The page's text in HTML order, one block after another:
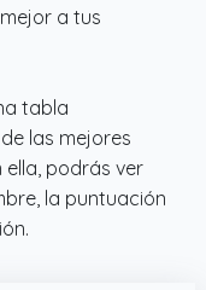
a tus
tabla
las mejores
podrás ver
la puntuación